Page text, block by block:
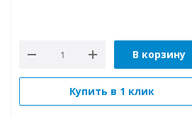
В корзину
Купить в 1 клик